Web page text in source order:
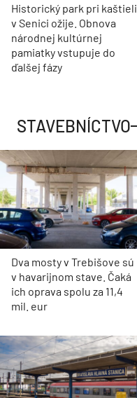
Historický park pri kaštieli
v Senici ožije. Obnova
národnej kultúrnej
pamiatky vstupuje do
ďalšej fázy
STAVEBNÍCTVO
Dva mosty v Trebišove sú
v havarijnom stave. Čaká
ich oprava spolu za 11,4
mil. eur